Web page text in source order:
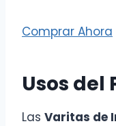
Comprar Ahora
Usos del
Las Varitas de